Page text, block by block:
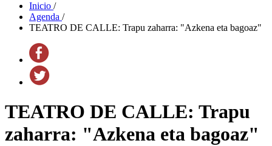
Inicio /
Agenda /
TEATRO DE CALLE: Trapu zaharra: "Azkena eta bagoaz"
TEATRO DE CALLE: Trapu
zaharra: "Azkena eta bagoaz"